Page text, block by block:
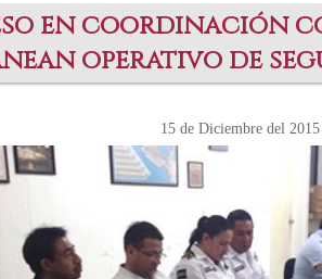
en coordinación
operativo de
15 de Diciembre del 2015